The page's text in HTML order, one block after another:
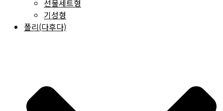
선물세트형
기성형
폴리(다후다)